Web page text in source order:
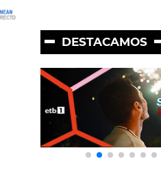
DESTACAMOS